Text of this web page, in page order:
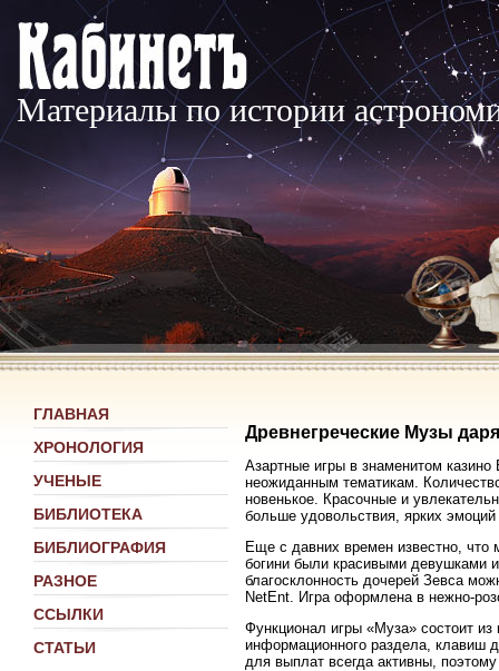
Материалы по истории
ГЛАВНАЯ
ХРОНОЛОГИЯ
УЧЕНЫЕ
БИБЛИОТЕКА
БИБЛИОГРАФИЯ
РАЗНОЕ
ССЫЛКИ
СТАТЬИ
Древнегреческие Музы
Азартные игры в знаменитом
неожиданным тематикам.
новенькое. Красочные и
больше удовольствия, ярких
Еще с давних времен известно, что
богини были красивыми девушками
благосклонность дочерей Зевса
NetEnt. Игра оформлена в нежно-
Функционал игры «Муза» состоит из
информационного раздела, клавиш
для выплат всегда активны,